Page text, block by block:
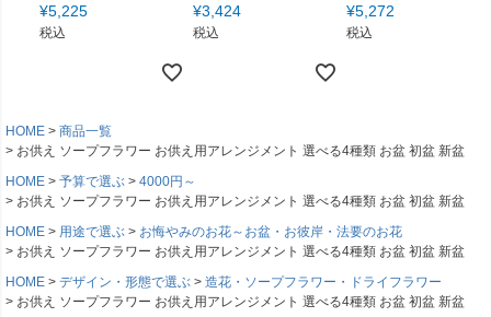
¥5,225
税込
¥3,424
税込
¥5,272
税込
HOME
商品一覧
お供え ソープフラワー お供え用アレンジメント 選べる4種類 お盆 初盆 新盆
HOME
予算で選ぶ
4000円～
お供え ソープフラワー お供え用アレンジメント 選べる4種類 お盆 初盆 新盆
HOME
用途で選ぶ
お悔やみのお花～お盆・お彼岸・法要のお花
お供え ソープフラワー お供え用アレンジメント 選べる4種類 お盆 初盆 新盆
HOME
デザイン・形態で選ぶ
造花・ソープフラワー・ドライフラワー
お供え ソープフラワー お供え用アレンジメント 選べる4種類 お盆 初盆 新盆